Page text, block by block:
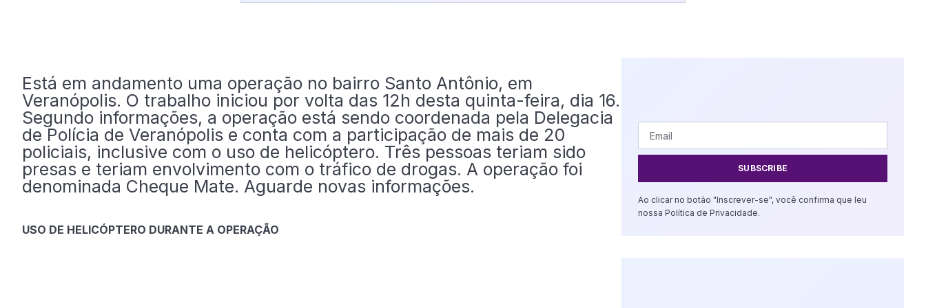
Está em andamento uma operação no bairro Santo Antônio, em
Veranópolis. O trabalho iniciou por volta das 12h desta quinta-feira, dia 16.
Segundo informações, a operação está sendo coordenada pela Delegacia
de Polícia de Veranópolis e conta com a participação de mais de 20
policiais, inclusive com o uso de helicóptero. Três pessoas teriam sido
presas e teriam envolvimento com o tráfico de drogas. A operação foi
denominada Cheque Mate. Aguarde novas informações.
USO DE HELICÓPTERO DURANTE A OPERAÇÃO
SUBSCRIBE
Ao clicar no botão "Inscrever-se", você confirma que leu
nossa Política de Privacidade.